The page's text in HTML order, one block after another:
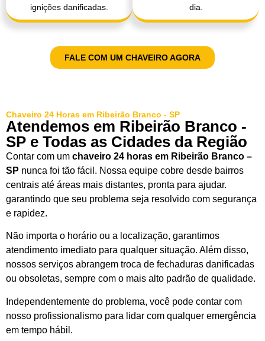
ignições danificadas.
dia.
FALE COM UM CHAVEIRO AGORA
Chaveiro 24 Horas em Ribeirão Branco - SP
Atendemos em Ribeirão Branco -
SP e Todas as Cidades da Região
Contar com um chaveiro 24 horas em Ribeirão Branco –
SP nunca foi tão fácil. Nossa equipe cobre desde bairros
centrais até áreas mais distantes, pronta para ajudar.
garantindo que seu problema seja resolvido com segurança
e rapidez.
Não importa o horário ou a localização, garantimos
atendimento imediato para qualquer situação. Além disso,
nossos serviços abrangem troca de fechaduras danificadas
ou obsoletas, sempre com o mais alto padrão de qualidade.
Independentemente do problema, você pode contar com
nosso profissionalismo para lidar com qualquer emergência
em tempo hábil.